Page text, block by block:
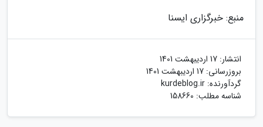
منبع: خبرگزاری ایسنا
انتشار: 17 اردیبهشت 1401
بروزرسانی: 17 اردیبهشت 1401
گردآورنده: kurdeblog.ir
شناسه مطلب: 158660